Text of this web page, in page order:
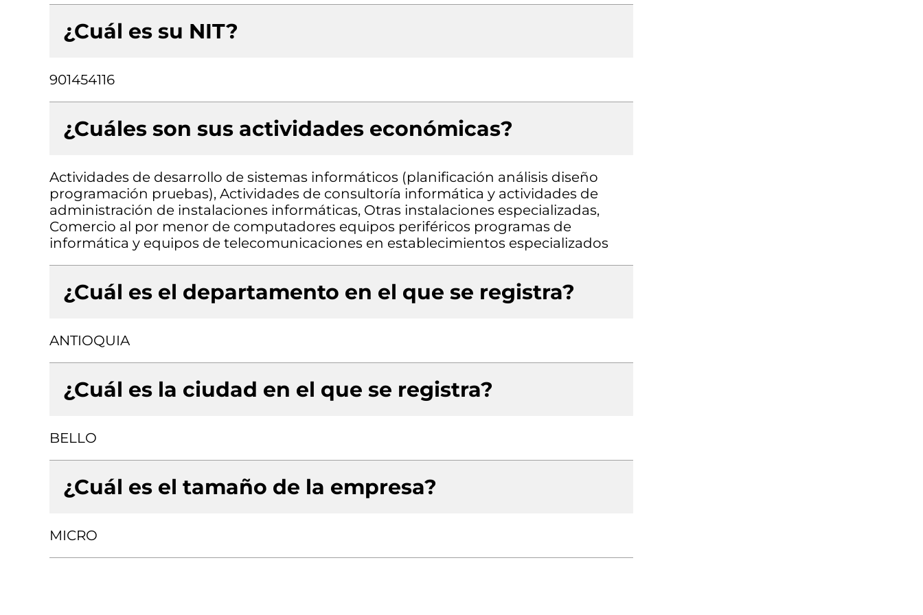
¿Cuál es su NIT?
901454116
¿Cuáles son sus actividades económicas?
Actividades de desarrollo de sistemas informáticos (planificación análisis diseño
programación pruebas), Actividades de consultoría informática y actividades de
administración de instalaciones informáticas, Otras instalaciones especializadas,
Comercio al por menor de computadores equipos periféricos programas de
informática y equipos de telecomunicaciones en establecimientos especializados
¿Cuál es el departamento en el que se registra?
ANTIOQUIA
¿Cuál es la ciudad en el que se registra?
BELLO
¿Cuál es el tamaño de la empresa?
MICRO